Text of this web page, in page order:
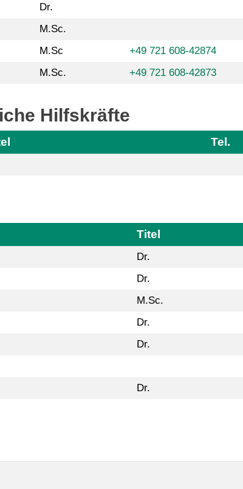
Dr.
M.Sc.
M.Sc +49 721 608-42874
M.Sc. +49 721 608-42873
Hilfskräfte
Tel.
Titel
Dr.
Dr.
M.Sc.
Dr.
Dr.
Dr.